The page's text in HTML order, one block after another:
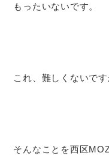
もったいないです。
これ、難しくないです
そんなことを西区